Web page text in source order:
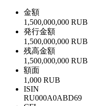
金額
1,500,000,000 RUB
発行金額
1,500,000,000 RUB
残高金額
1,500,000,000 RUB
額面
1,000 RUB
ISIN
RU000A0ABD69